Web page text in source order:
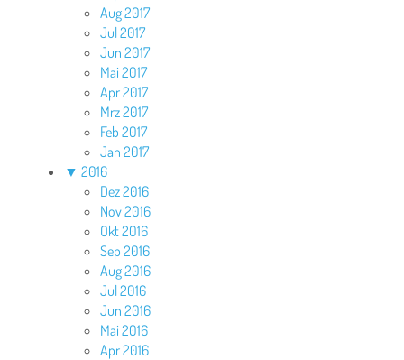
Aug 2017
Jul 2017
Jun 2017
Mai 2017
Apr 2017
Mrz 2017
Feb 2017
Jan 2017
▼ 2016
Dez 2016
Nov 2016
Okt 2016
Sep 2016
Aug 2016
Jul 2016
Jun 2016
Mai 2016
Apr 2016